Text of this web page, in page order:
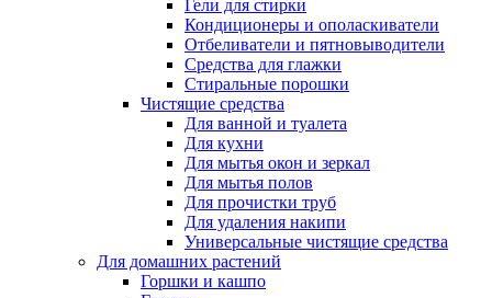
Гели для стирки
Кондиционеры и ополаскиватели
Отбеливатели и пятновыводители
Средства для глажки
Стиральные порошки
Чистящие средства
Для ванной и туалета
Для кухни
Для мытья окон и зеркал
Для мытья полов
Для прочистки труб
Для удаления накипи
Универсальные чистящие средства
Для домашних растений
Горшки и кашпо